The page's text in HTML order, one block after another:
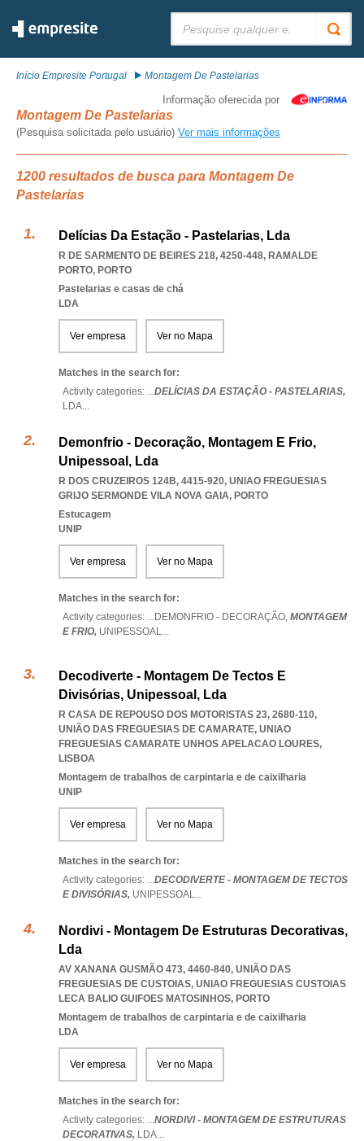
Início Empresite Portugal Montagem De Pastelarias
Informação oferecida por
Montagem De Pastelarias
(Pesquisa solicitada pelo usuário) Ver mais informações
1200 resultados de busca para Montagem De
Pastelarias
Delícias Da Estação - Pastelarias, Lda
R DE SARMENTO DE BEIRES 218, 4250-448, RAMALDE
PORTO, PORTO
Pastelarias e casas de chá
LDA
Ver empresa Ver no Mapa
Matches in the search for:
Activity categories: ...DELÍCIAS DA ESTAÇÃO - PASTELARIAS,
LDA...
Demonfrio - Decoração, Montagem E Frio,
Unipessoal, Lda
R DOS CRUZEIROS 124B, 4415-920, UNIAO FREGUESIAS
GRIJO SERMONDE VILA NOVA GAIA, PORTO
Estucagem
UNIP
Ver empresa Ver no Mapa
Matches in the search for:
Activity categories: ...DEMONFRIO - DECORAÇÃO, MONTAGEM
E FRIO, UNIPESSOAL...
Decodiverte - Montagem De Tectos E
Divisórias, Unipessoal, Lda
R CASA DE REPOUSO DOS MOTORISTAS 23, 2680-110,
UNIÃO DAS FREGUESIAS DE CAMARATE, UNIAO
FREGUESIAS CAMARATE UNHOS APELACAO LOURES,
LISBOA
Montagem de trabalhos de carpintaria e de caixilharia
UNIP
Ver empresa Ver no Mapa
Matches in the search for:
Activity categories: ...DECODIVERTE - MONTAGEM DE TECTOS
E DIVISÓRIAS, UNIPESSOAL...
Nordivi - Montagem De Estruturas Decorativas,
Lda
AV XANANA GUSMÃO 473, 4460-840, UNIÃO DAS
FREGUESIAS DE CUSTOIAS, UNIAO FREGUESIAS CUSTOIAS
LECA BALIO GUIFOES MATOSINHOS, PORTO
Montagem de trabalhos de carpintaria e de caixilharia
LDA
Ver empresa Ver no Mapa
Matches in the search for:
Activity categories: ...NORDIVI - MONTAGEM DE ESTRUTURAS
DECORATIVAS, LDA...